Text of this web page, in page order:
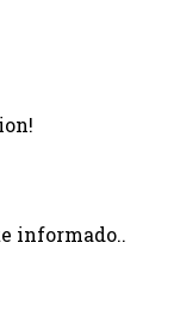
informado..